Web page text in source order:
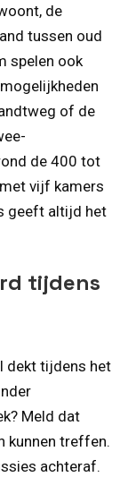
de
tussen oud
spelen ook
of de
de 400 tot
vijf kamers
geeft altijd het
tijdens
dekt tijdens het
Meld dat
kunnen treffen.
achteraf.